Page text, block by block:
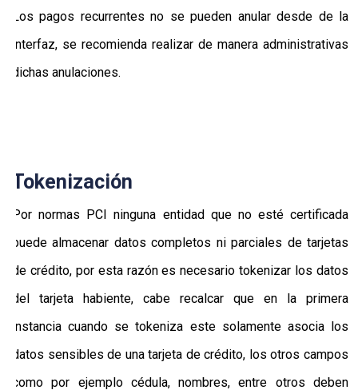
Los pagos recurrentes no se pueden anular desde de la
interfaz, se recomienda realizar de manera administrativas
dichas anulaciones.
Tokenización
Por normas PCI ninguna entidad que no esté certificada
puede almacenar datos completos ni parciales de tarjetas
de crédito, por esta razón es necesario tokenizar los datos
del tarjeta habiente, cabe recalcar que en la primera
instancia cuando se tokeniza este solamente asocia los
datos sensibles de una tarjeta de crédito, los otros campos
como por ejemplo cédula, nombres, entre otros deben